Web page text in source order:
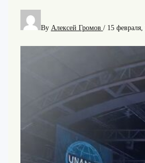
By Алексей Громов / 15 февраля,